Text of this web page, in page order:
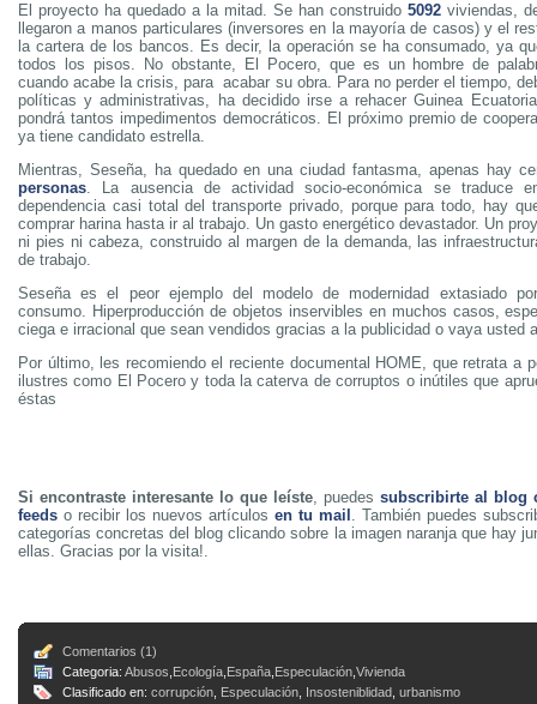
El proyecto ha quedado a la mitad. Se han construido5092viviendas,
llegaron a manos particulares (inversores en la mayoría de casos) y el
la cartera de los bancos. Es decir, la operación se ha consumado, ya
todos los pisos. No obstante, El Pocero, que es un hombre de
cuando acabe la crisis, para acabar su obra. Para no perder el tiempo,
políticas y administrativas, ha decidido irse a rehacer Guinea
pondrá tantos impedimentos democráticos. El próximo premio de
ya tiene candidato estrella.
Mientras, Seseña, ha quedado en una ciudad fantasma, apenas hay
personas. La ausencia de actividad socio-económica se traduce
dependencia casi total del transporte privado, porque para todo, hay
comprar harina hasta ir al trabajo. Un gasto energético devastador. Un
ni pies ni cabeza, construido al margen de la demanda, las
de trabajo.
Seseña es el peor ejemplo del modelo de modernidad extasiado
consumo. Hiperproducción de objetos inservibles en muchos casos,
ciega e irracional que sean vendidos gracias a la publicidad o vaya usted
Por último, les recomiendo el reciente documental HOME, que retrata a
ilustres como El Pocero y toda la caterva de corruptos o inútiles que
éstas
Si encontraste interesante lo que leíste, puedessubscribirte al blog
feeds o recibir los nuevos artículosen tu mail . También puedes
categorías concretas del blog clicando sobre la imagen naranja que hay
ellas. Gracias por la visita!.
Comentarios (1)
Categoria: Abusos Ecología España Especulación Vivienda
Clasificado en: corrupción Especulación Insosteniblidad urbanismo